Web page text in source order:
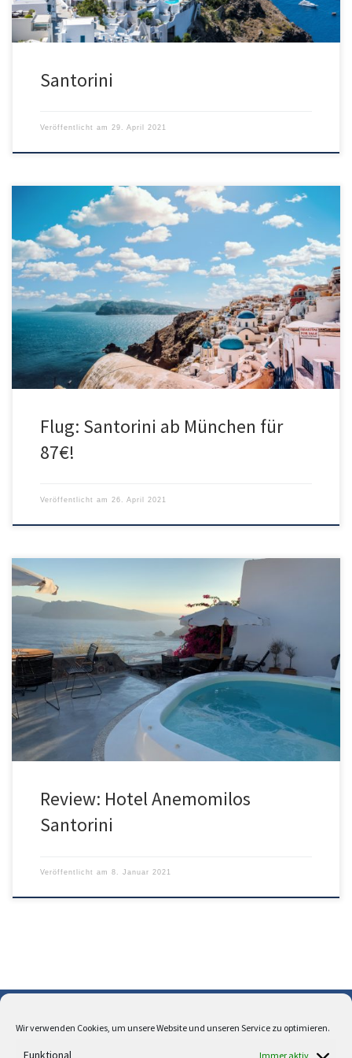
Wir verwenden Cookies, um unsere Website und unseren Service zu optimieren.
Funktional Immer aktiv
Santorini
Veröffentlicht am 29. April 2021
Aegean Airlines bringt euch für nur 87€ direkt von München nach
Santorini. Voraussetzung ist dafür eine Zahlung mit Visa-
Kreditkarte. Hierfür gibt es einen 30€ Gutschein. Ohne Visa-Karte
werden werden 117€ fällig. Bei diesem Preis ist nur ein
Handgepäckskoffer inkludiert. Wer zusätzlich einen Rucksack oder
Handtasche braucht, sollte den Flex-Tarif für […]
Flug: Santorini ab München für
87€!
Veröffentlicht am 26. April 2021
Die „Villa with Caldera View and shared Pool-Gaia“, welche vom
Hotel Anemomilos verwaltet wird, ist ein traumhaftes Apartment
mit der besten Lage auf Santorini in der Stadt Oia. Das Apartment
befindet sich nicht im Hotelkomplex, sind jedoch schnell
erreichbar. Der Check-In und Check-Out findet im Hotel statt, wo
sich auch […]
Review: Hotel Anemomilos
Santorini
Veröffentlicht am 8. Januar 2021
Über uns